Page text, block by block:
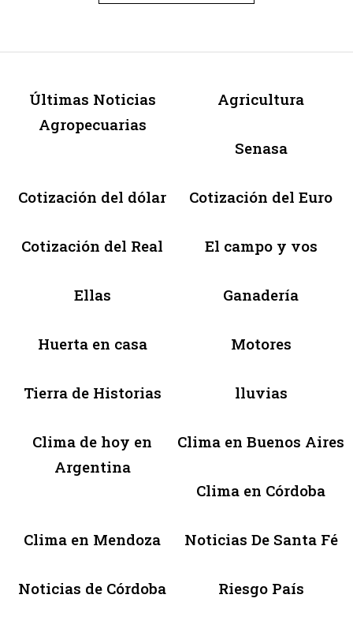
Últimas Noticias
Agropecuarias
Agricultura
Senasa
Cotización del dólar Cotización del Euro
Cotización del Real El campo y vos
Ellas Ganadería
Huerta en casa Motores
Tierra de Historias lluvias
Clima de hoy en
Argentina
Clima en Buenos Aires
Clima en Córdoba
Clima en Mendoza Noticias De Santa Fé
Noticias de Córdoba Riesgo País